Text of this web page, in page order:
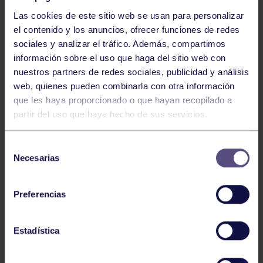
Las cookies de este sitio web se usan para personalizar
el contenido y los anuncios, ofrecer funciones de redes
sociales y analizar el tráfico. Además, compartimos
información sobre el uso que haga del sitio web con
nuestros partners de redes sociales, publicidad y análisis
web, quienes pueden combinarla con otra información
que les haya proporcionado o que hayan recopilado a
partir del uso que haya hecho de sus servicios.
Necesarias
Preferencias
Estadística
Baloncesto
ÚLTIMOS RESULTADOS DE LA SECCIÓN
Baloncesto